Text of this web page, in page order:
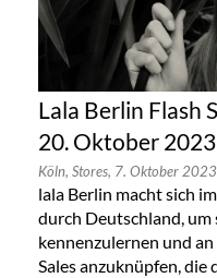
Lala Berlin Flash
20. Oktober 2023
Köln, Stores, 7. Oktober 2023
lala Berlin macht sich
durch Deutschland,
kennenzulernen und
Sales anzuknüpfen, die